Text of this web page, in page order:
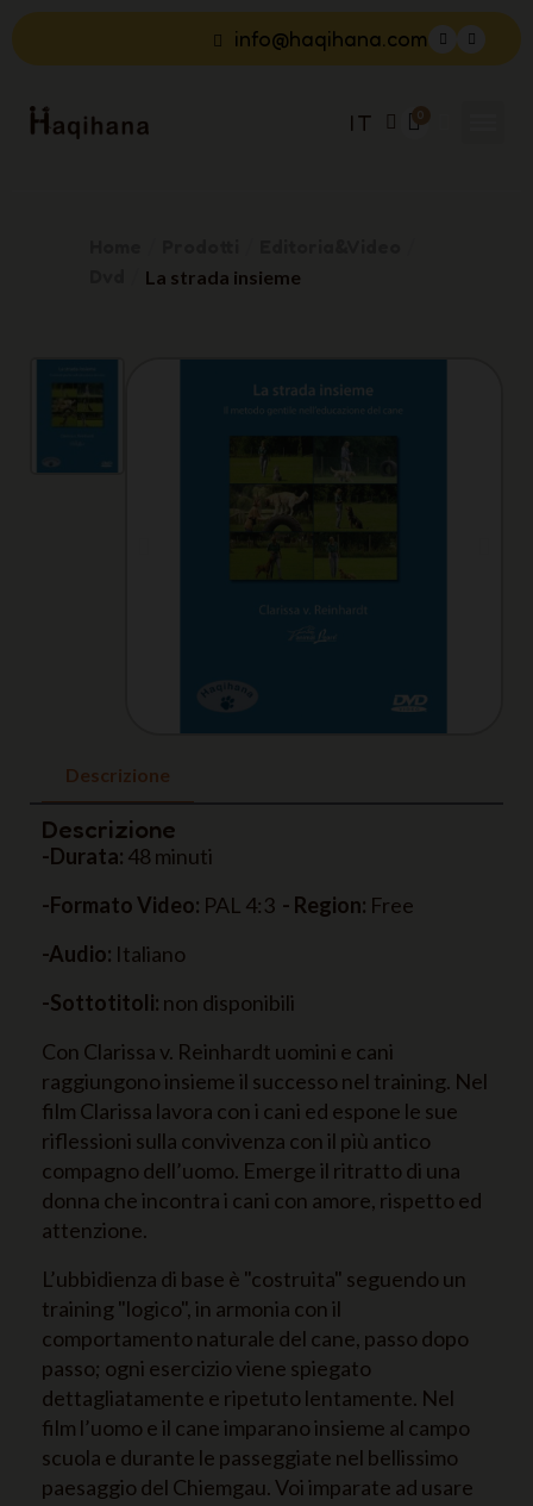
info@haqihana.com
IT
La strada insieme
Descrizione
Descrizione
-Durata: 48 minuti
-Formato Video: PAL 4:3 - Region: Free
-Audio: Italiano
-Sottotitoli: non disponibili
Con Clarissa v. Reinhardt uomini e cani
raggiungono insieme il successo nel training. Nel
film Clarissa lavora con i cani ed espone le sue
riflessioni sulla convivenza con il più antico
compagno dell’uomo. Emerge il ritratto di una
donna che incontra i cani con amore, rispetto ed
attenzione.
L’ubbidienza di base è "costruita" seguendo un
training "logico", in armonia con il
comportamento naturale del cane, passo dopo
passo; ogni esercizio viene spiegato
dettagliatamente e ripetuto lentamente. Nel
film l’uomo e il cane imparano insieme al campo
scuola e durante le passeggiate nel bellissimo
paesaggio del Chiemgau. Voi imparate ad usare